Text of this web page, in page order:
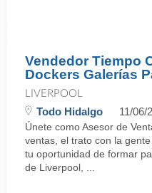
Vendedor Tiempo
Dockers Galerías
LIVERPOOL
Todo Hidalgo 11/06/
Únete como Asesor de
ventas, el trato con la
tu oportunidad de formar
de Liverpool, ...